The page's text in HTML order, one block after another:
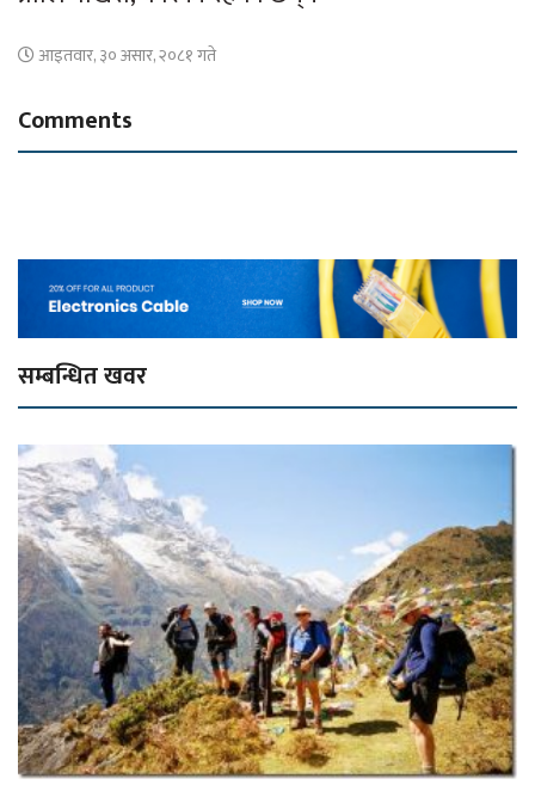
आइतवार, ३० असार, २०८१ गते
Comments
सम्बन्धित खवर